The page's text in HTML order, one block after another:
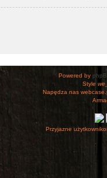
Powered by
Style
Napędza nas
Przyjazne